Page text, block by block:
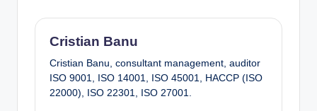
Cristian Banu
Cristian Banu, consultant management, auditor
ISO 9001, ISO 14001, ISO 45001, HACCP (ISO
22000), ISO 22301, ISO 27001.